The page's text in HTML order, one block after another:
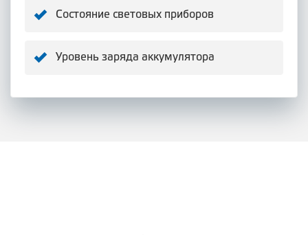
Состояние световых приборов
Уровень заряда аккумулятора